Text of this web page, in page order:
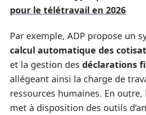
pour le télétravail en 2026
Par exemple, ADP propose un
calcul automatique des
et la gestion des déclarations
allégeant ainsi la charge de
ressources humaines. En
met à disposition des outils